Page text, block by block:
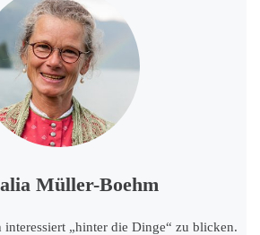
Müller-Boehm
„hinter die Dinge“ zu blicken.